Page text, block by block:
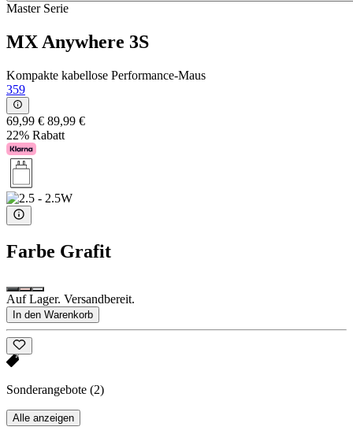
Master Serie
MX Anywhere 3S
Kompakte kabellose Performance-Maus
359
69,99 € 89,99 €
22% Rabatt
Farbe Grafit
Auf Lager. Versandbereit.
In den Warenkorb
Sonderangebote (2)
Alle anzeigen